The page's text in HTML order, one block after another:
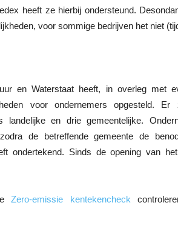
heeft ze hierbij ondersteund.
voor sommige bedrijven het niet
en Waterstaat heeft, in overleg met
voor ondernemers opgesteld.
landelijke en drie gemeentelijke.
de betreffende gemeente de
ondertekend. Sinds de opening van
Zero-emissie kentekencheck